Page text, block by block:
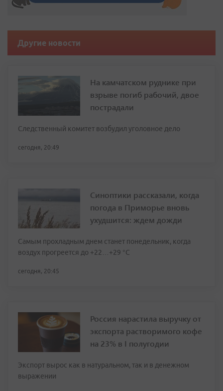
Другие новости
На камчатском руднике при
взрыве погиб рабочий, двое
пострадали
Следственный комитет возбудил уголовное дело
сегодня, 20:49
Синоптики рассказали, когда
погода в Приморье вновь
ухудшится: ждем дожди
Самым прохладным днем станет понедельник, когда
воздух прогреется до +22…+29 °С
сегодня, 20:45
Россия нарастила выручку от
экспорта растворимого кофе
на 23% в I полугодии
Экспорт вырос как в натуральном, так и в денежном
выражении